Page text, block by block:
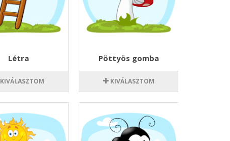
Létra
KIVÁLASZTOM
Pöttyös gomba
KIVÁLASZTOM